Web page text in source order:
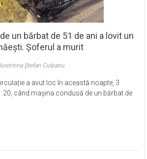
un bărbat de 51 de ani a lovit un
Șoferul a murit
Ștefan Ciobanu
a avut loc în această noapte, 3
când mașina condusă de un bărbat de